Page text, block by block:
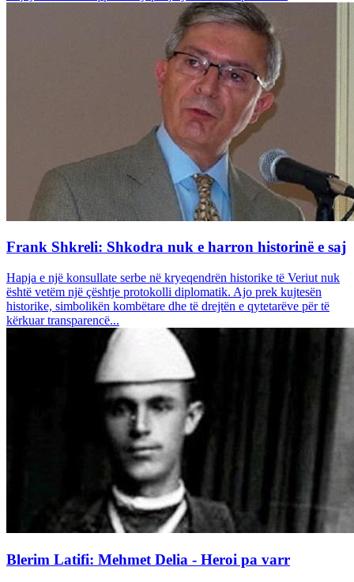
Frank Shkreli: Shkodra nuk e harron historinë e saj
Hapja e një konsullate serbe në kryeqendrën historike të Veriut nuk
është vetëm një çështje protokolli diplomatik. Ajo prek kujtesën
historike, simbolikën kombëtare dhe të drejtën e qytetarëve për të
kërkuar transparencë...
Blerim Latifi: Mehmet Delia - Heroi pa varr